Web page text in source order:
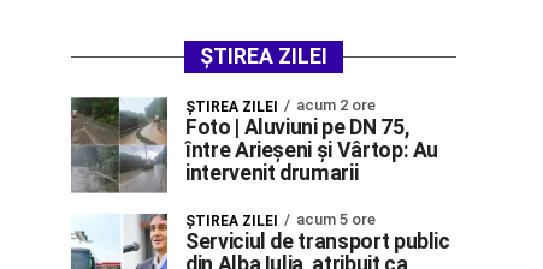
ȘTIREA ZILEI
ŞTIREA ZILEI acum 2 ore
Foto | Aluviuni pe DN 75,
între Arieșeni și Vârtop: Au
intervenit drumarii
ŞTIREA ZILEI acum 5 ore
Serviciul de transport public
din Alba Iulia, atribuit ca